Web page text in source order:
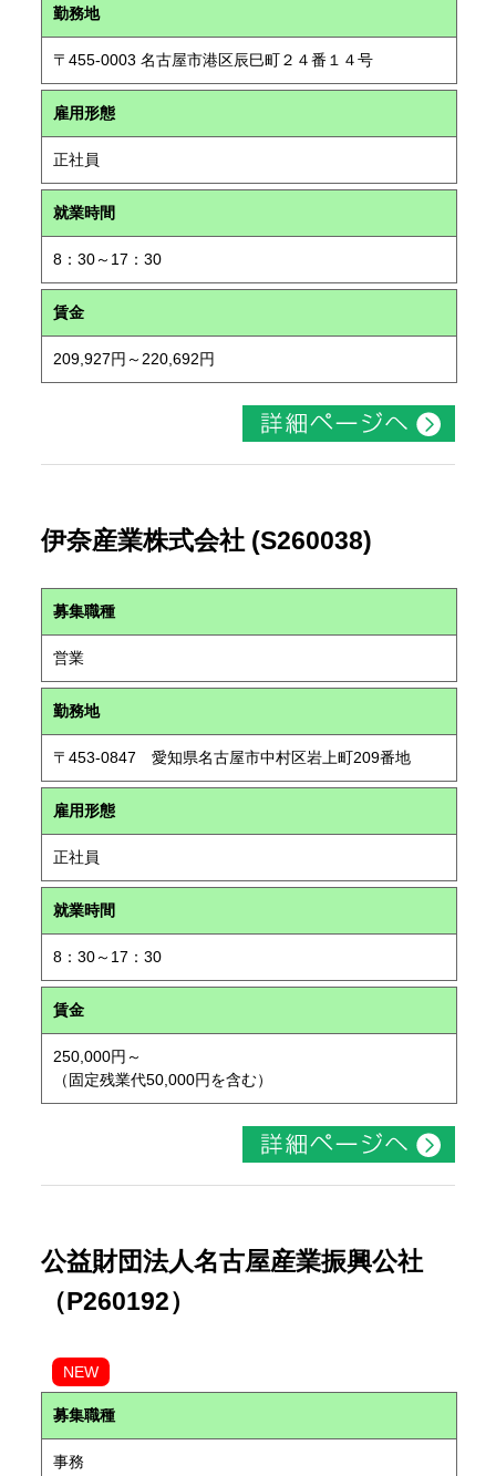
勤務地
〒455-0003 名古屋市港区辰巳町２４番１４号
雇用形態
正社員
就業時間
8：30～17：30
賃金
209,927円～220,692円
伊奈産業株式会社 (S260038)
募集職種
営業
勤務地
〒453-0847 愛知県名古屋市中村区岩上町209番地
雇用形態
正社員
就業時間
8：30～17：30
賃金
250,000円～
（固定残業代50,000円を含む）
公益財団法人名古屋産業振興公社
（P260192）
NEW
募集職種
事務